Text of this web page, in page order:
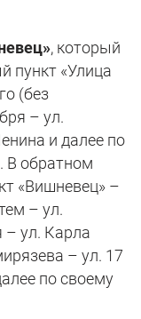
, который
пункт «Улица
(без
– ул.
и далее по
В обратном
«Вишневец» –
– ул.
– ул. Карла
– ул. 17
по своему